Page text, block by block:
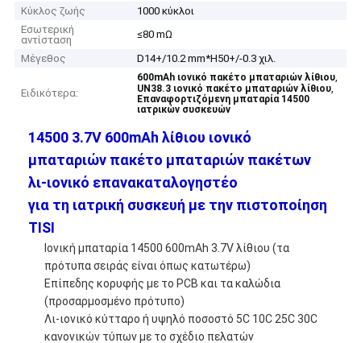
Κύκλος ζωής
1000 κύκλοι
Εσωτερική
αντίσταση
≤80 mΩ
Μέγεθος
D14+/10.2 mm*H50+/-0.3 χιλ.
Ειδικότερα:
600mAh ιονικό πακέτο μπαταριών λίθιου,
UN38.3 ιονικό πακέτο μπαταριών λίθιου,
Επαναφορτιζόμενη μπαταρία 14500
ιατρικών συσκευών
14500 3.7V 600mAh λίθιου ιονικό
μπαταριών πακέτο μπαταριών πακέτων
λι-ιονικό επανακαταλογηστέο
για τη ιατρική συσκευή με την πιστοποίηση
TISI
Ιονική μπαταρία 14500 600mAh 3.7V λίθιου (τα
πρότυπα σειράς είναι όπως κατωτέρω)
Επίπεδης κορυφής με το PCB και τα καλώδια
(προσαρμοσμένο πρότυπο)
Λι-ιονικό κύτταρο ή υψηλό ποσοστό 5C 10C 25C 30C
κανονικών τύπων με το σχέδιο πελατών